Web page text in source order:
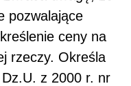
pozwalające
ceny na
rzeczy. Określa
z 2000 r. nr